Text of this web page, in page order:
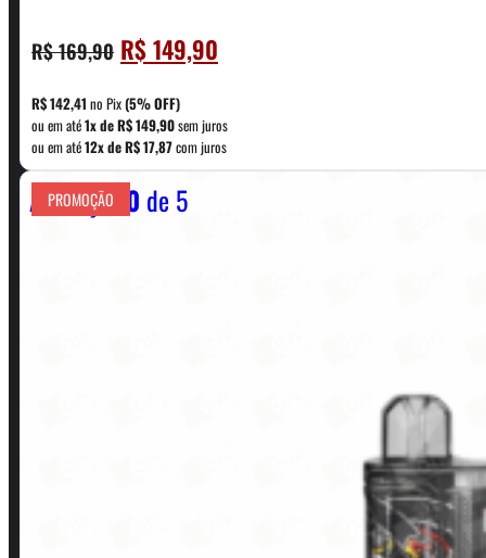
R$169,90 O
preço
original
era:
R$ 169,90.
R$149,90
preço
é:
R$ 149,90.
R$142,41 no Pix(5% OFF)
ou em até1x deR$149,90sem juros
ou em até12x deR$17,87com juros
Avaliação 0 de 5
PROMOÇÃO
CONTATO
WhatsApp: (11) 5229-0120